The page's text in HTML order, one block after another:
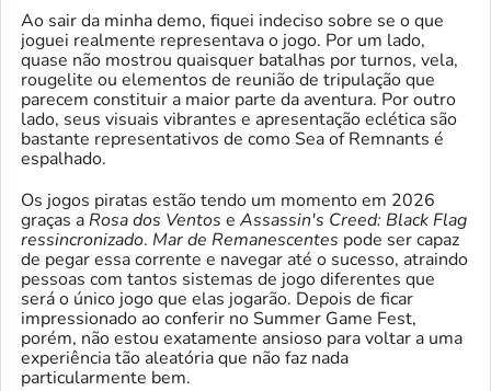
Ao sair da minha demo, fiquei indeciso sobre se o que
joguei realmente representava o jogo. Por um lado,
quase não mostrou quaisquer batalhas por turnos, vela,
rougelite ou elementos de reunião de tripulação que
parecem constituir a maior parte da aventura. Por outro
lado, seus visuais vibrantes e apresentação eclética são
bastante representativos de como Sea of ​​​​Remnants é
espalhado.
Os jogos piratas estão tendo um momento em 2026
graças a Rosa dos Ventos e Assassin's Creed: Black Flag
ressincronizado. Mar de Remanescentes pode ser capaz
de pegar essa corrente e navegar até o sucesso, atraindo
pessoas com tantos sistemas de jogo diferentes que
será o único jogo que elas jogarão. Depois de ficar
impressionado ao conferir no Summer Game Fest,
porém, não estou exatamente ansioso para voltar a uma
experiência tão aleatória que não faz nada
particularmente bem.